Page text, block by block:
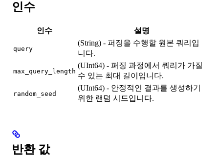
인수
인수 설명
query
(String) - 퍼징을 수행할 원본 쿼리입
니다.
max_query_length
(UInt64) - 퍼징 과정에서 쿼리가 가질
수 있는 최대 길이입니다.
random_seed
(UInt64) - 안정적인 결과를 생성하기
위한 랜덤 시드입니다.
반환 값